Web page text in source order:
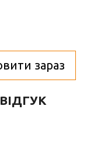
зараз
ВІДГУК